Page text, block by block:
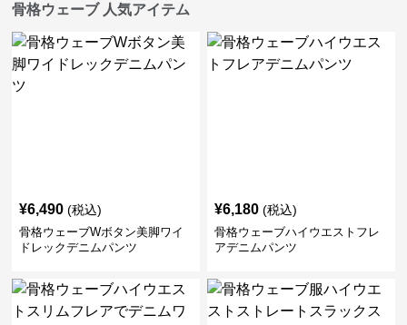
骨格ウェーブ 人気アイテム
¥6,490 (税込)
骨格ウェーブWボタン美脚ワイ
ドレックデニムパンツ
¥6,180 (税込)
骨格ウェーブハイウエストフレ
アデニムパンツ